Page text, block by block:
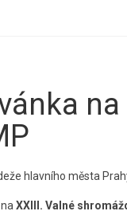
hlavního města
XXIII. Valné